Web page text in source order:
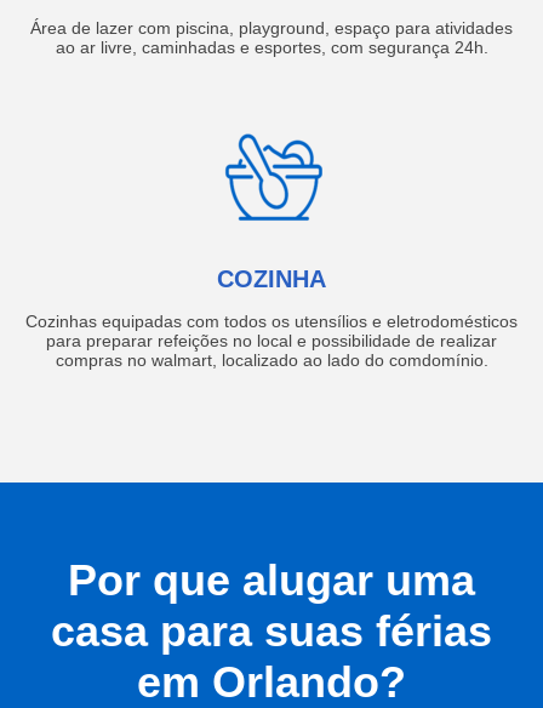
Área de lazer com piscina, playground, espaço para atividades
ao ar livre, caminhadas e esportes, com segurança 24h.
COZINHA
Cozinhas equipadas com todos os utensílios e eletrodomésticos
para preparar refeições no local e possibilidade de realizar
compras no walmart, localizado ao lado do comdomínio.
Por que alugar uma
casa para suas férias
em Orlando?